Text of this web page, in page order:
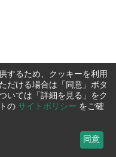
するため、クッキーを利用
だける場合は「同意」ボタ
いては「詳細を見る」をク
の サイトポリシー をご確
同意